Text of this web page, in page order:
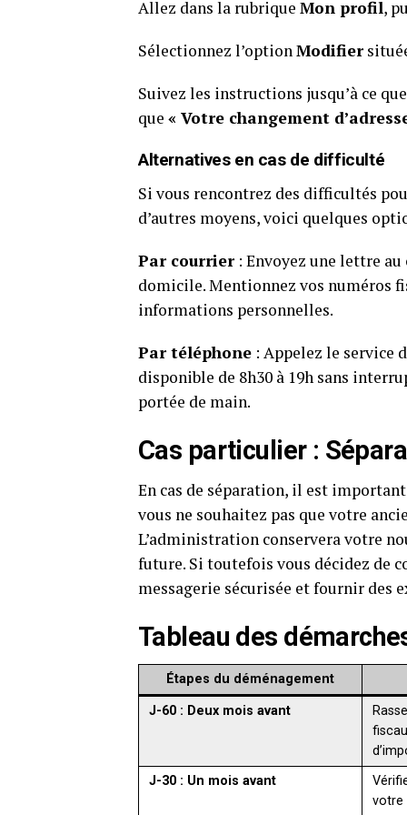
Allez dans la rubrique Mon profil,
Sélectionnez l’optionModifier
Suivez les instructions jusqu’à ce
que « Votre changement
Alternatives en cas de difficulté
Si vous rencontrez des difficultés
d’autres moyens, voici quelques
Par courrier: Envoyez une lettre au
domicile. Mentionnez vos numéros
informations personnelles.
Par téléphone : Appelez le service
disponible de 8h30 à 19h sans
portée de main.
Cas particulier :
En cas de séparation, il est
vous ne souhaitez pas que votre
L’administration conservera votre
future. Si toutefois vous décidez de
messagerie sécurisée et fournir des
Tableau des
Étapes du déménagement
J-60 : Deux mois avant
J-30 : Un mois avant
votre